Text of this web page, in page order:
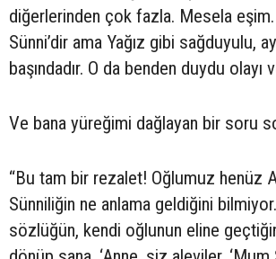
diğerlerinden çok fazla. Mesela
Sünni’dir ama Yağız gibi sağduyulu,
başındadır. O da benden duydu
Ve bana yüreğimi dağlayan bir soru
“Bu tam bir rezalet! Oğlumuz henüz
Sünniliğin ne anlama geldiğini
sözlüğün, kendi oğlunun eline